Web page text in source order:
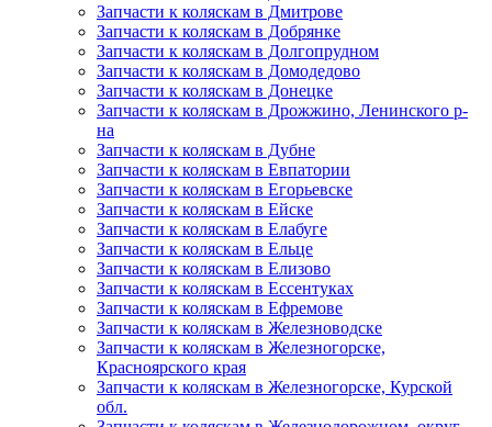
Запчасти к коляскам в Дмитрове
Запчасти к коляскам в Добрянке
Запчасти к коляскам в Долгопрудном
Запчасти к коляскам в Домодедово
Запчасти к коляскам в Донецке
Запчасти к коляскам в Дрожжино, Ленинского р-
на
Запчасти к коляскам в Дубне
Запчасти к коляскам в Евпатории
Запчасти к коляскам в Егорьевске
Запчасти к коляскам в Ейске
Запчасти к коляскам в Елабуге
Запчасти к коляскам в Ельце
Запчасти к коляскам в Елизово
Запчасти к коляскам в Ессентуках
Запчасти к коляскам в Ефремове
Запчасти к коляскам в Железноводске
Запчасти к коляскам в Железногорске,
Красноярского края
Запчасти к коляскам в Железногорске, Курской
обл.